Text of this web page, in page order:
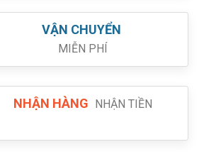
VẬN CHUYỂN
MIỄN PHÍ
NHẬN HÀNG NHẬN TIỀN